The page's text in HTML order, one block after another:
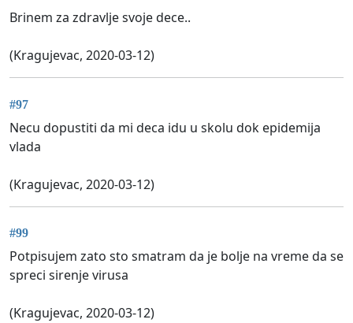
Brinem za zdravlje svoje dece..
(Kragujevac, 2020-03-12)
#97
Necu dopustiti da mi deca idu u skolu dok epidemija
vlada
(Kragujevac, 2020-03-12)
#99
Potpisujem zato sto smatram da je bolje na vreme da se
spreci sirenje virusa
(Kragujevac, 2020-03-12)